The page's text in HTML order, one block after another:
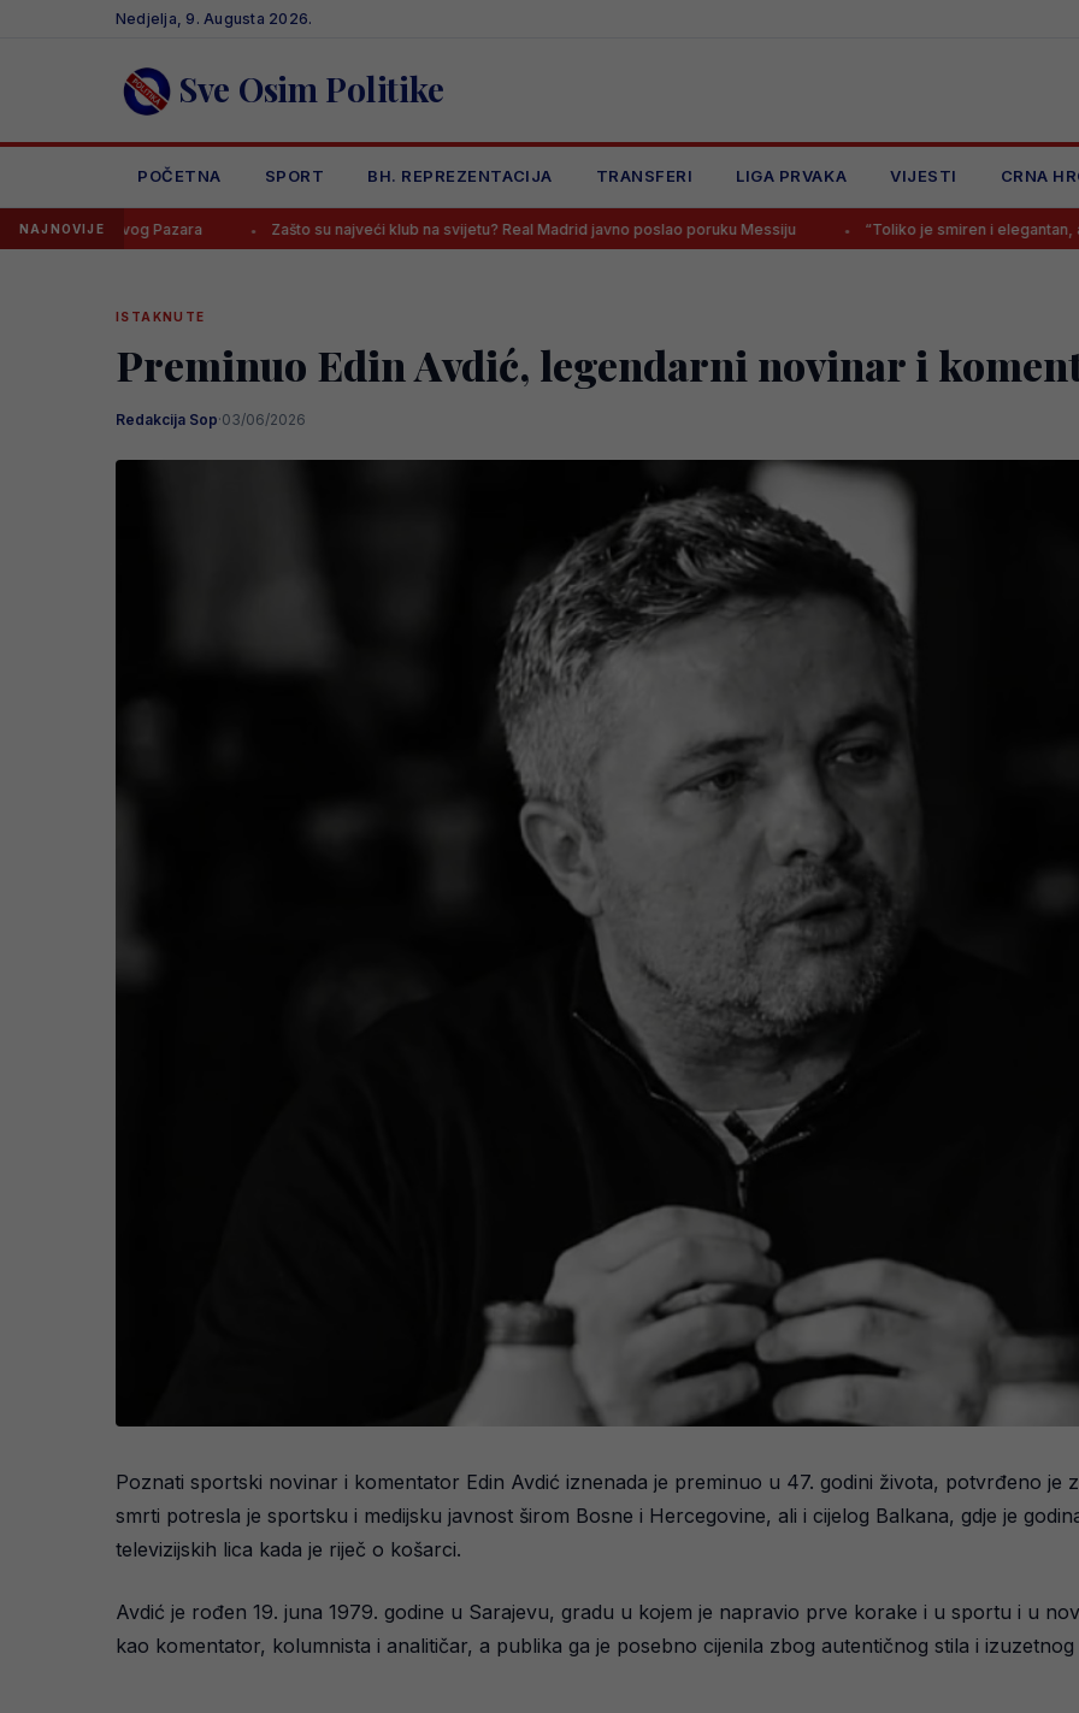
Nedjelja, 9. Augusta 2026.
Sve Osim Politike
POČETNA SPORT BH. REPREZENTACIJA TRANSFERI LIGA PRVAKA VIJESTI CRNA
NAJNOVIJE
Pazara Zašto su najveći klub na svijetu? Real Madrid javno poslao poruku Messiju “Toliko je smiren i elegantan, ali istovremeno
ISTAKNUTE
Preminuo Edin Avdić, legendarni novinar i
Redakcija Sop·03/06/2026
Poznati sportski novinar i komentator Edin Avdić iznenada je preminuo u 47. godini života, potvrđeno je
smrti potresla je sportsku i medijsku javnost širom Bosne i Hercegovine, ali i cijelog Balkana, gdje je
televizijskih lica kada je riječ o košarci.
Avdić je rođen 19. juna 1979. godine u Sarajevu, gradu u kojem je napravio prve korake i u sportu i u
kao komentator, kolumnista i analitičar, a publika ga je posebno cijenila zbog autentičnog stila i